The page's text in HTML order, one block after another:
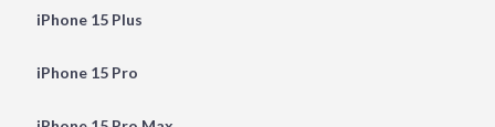
iPhone 15 Plus
iPhone 15 Pro